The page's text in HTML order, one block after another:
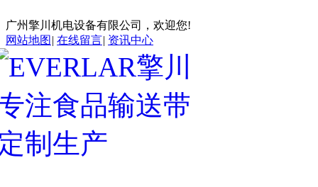
广州擎川机电设备有限公司，欢迎您!
网站地图 | 在线留言| 资讯中心